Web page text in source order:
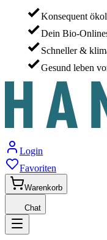
Konsequent
Dein Bio-
Schneller &
Gesund leben
Login
Favoriten
Warenkorb
Chat